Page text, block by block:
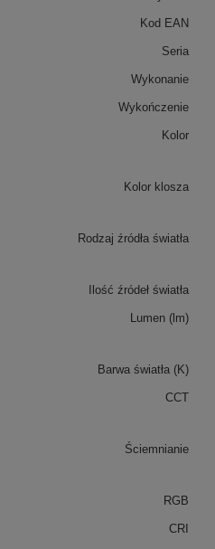
Kod EAN
Seria
Wykonanie
Wykończenie
Kolor
Kolor klosza
Rodzaj źródła światła
Ilość źródeł światła
Lumen (lm)
Barwa światła (K)
CCT
Ściemnianie
RGB
CRI